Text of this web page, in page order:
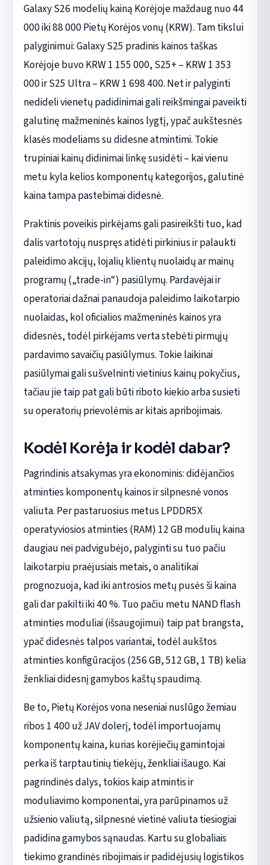
Galaxy S26 modelių kainą Korėjoje maždaug nuo 44
000 iki 88 000 Pietų Korėjos vonų (KRW). Tam tikslui
palyginimui: Galaxy S25 pradinis kainos taškas
Korėjoje buvo KRW 1 155 000, S25+ – KRW 1 353
000 ir S25 Ultra – KRW 1 698 400. Net ir palyginti
nedideli vienetų padidinimai gali reikšmingai paveikti
galutinę mažmeninės kainos lygtį, ypač aukštesnės
klasės modeliams su didesne atmintimi. Tokie
trupiniai kainų didinimai linkę susidėti – kai vienu
metu kyla kelios komponentų kategorijos, galutinė
kaina tampa pastebimai didesnė.
Praktinis poveikis pirkėjams gali pasireikšti tuo, kad
dalis vartotojų nuspręs atidėti pirkinius ir palaukti
paleidimo akcijų, lojalių klientų nuolaidų ar mainų
programų („trade-in“) pasiūlymų. Pardavėjai ir
operatoriai dažnai panaudoja paleidimo laikotarpio
nuolaidas, kol oficialios mažmeninės kainos yra
didesnės, todėl pirkėjams verta stebėti pirmųjų
pardavimo savaičių pasiūlymus. Tokie laikinai
pasiūlymai gali sušvelninti vietinius kainų pokyčius,
tačiau jie taip pat gali būti riboto kiekio arba susieti
su operatorių prievolėmis ar kitais apribojimais.
Kodėl Korėja ir kodėl dabar?
Pagrindinis atsakymas yra ekonominis: didėjančios
atminties komponentų kainos ir silpnesnė vonos
valiuta. Per pastaruosius metus LPDDR5X
operatyviosios atminties (RAM) 12 GB modulių kaina
daugiau nei padvigubėjo, palyginti su tuo pačiu
laikotarpiu praėjusiais metais, o analitikai
prognozuoja, kad iki antrosios metų pusės ši kaina
gali dar pakilti iki 40 %. Tuo pačiu metu NAND flash
atminties moduliai (išsaugojimui) taip pat brangsta,
ypač didesnės talpos variantai, todėl aukštos
atminties konfigūracijos (256 GB, 512 GB, 1 TB) kelia
ženkliai didesnį gamybos kaštų spaudimą.
Be to, Pietų Korėjos vona neseniai nuslūgo žemiau
ribos 1 400 už JAV dolerį, todėl importuojamų
komponentų kaina, kurias korėjiečių gamintojai
perka iš tarptautinių tiekėjų, ženkliai išaugo. Kai
pagrindinės dalys, tokios kaip atmintis ir
moduliavimo komponentai, yra parūpinamos už
užsienio valiutą, silpnesnė vietinė valiuta tiesiogiai
padidina gamybos sąnaudas. Kartu su globaliais
tiekimo grandinės ribojimais ir padidėjusių logistikos